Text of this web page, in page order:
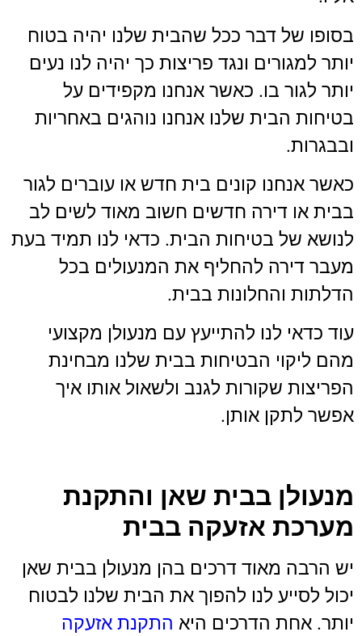
בסופו של דבר ככל שהבית שלנו יהיה בטוח
יותר למגורים ונגד פריצות כך יהיה לנו נעים
יותר לגור בו. כאשר אנחנו מקפידים על
בטיחות הבית שלנו אנחנו נוהגים באחריות
ובבגרות.
כאשר אנחנו קונים בית חדש או עוברים לגור
בבית או דירה חדשים חשוב מאוד לשים לב
לנושא של בטיחות הבית. כדאי לנו תמיד בעת
מעבר דירה להחליף את המנעולים בכל
הדלתות והחלונות בבית.
עוד כדאי לנו להתייעץ עם מנעולן מקצועי
מהם ליקוי הבטיחות בבית שלנו מבחינת
הפריצות שקורות לגנב ולשאול אותו איך
אפשר לתקן אותן.
מנעולן בבית שאן והתקנת
מערכת אזעקה בבית
יש הרבה מאוד דרכים בהן מנעולן בבית שאן
יכול לסייע לנו להפוך את הבית שלנו לבטוח
יותר. אחת הדרכים היא התקנת אזעקה